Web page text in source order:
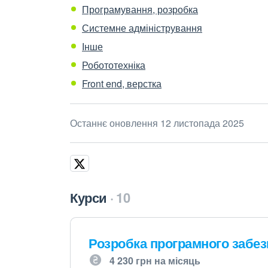
Програмування, розробка
Системне адміністрування
Інше
Робототехніка
Front end, верстка
Останнє оновлення 12 листопада 2025
Курси 10
Розробка програмного
4 230 грн на місяць